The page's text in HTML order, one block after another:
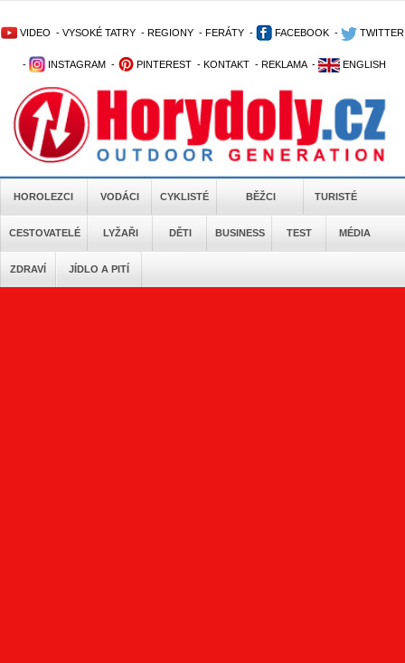
VIDEO - VYSOKÉ TATRY - REGIONY - FERÁTY - FACEBOOK - TWITTER
- INSTAGRAM - PINTEREST - KONTAKT - REKLAMA - ENGLISH
HOROLEZCI VODÁCI CYKLISTÉ BĚŽCI TURISTÉ
CESTOVATELÉ LYŽAŘI DĚTI BUSINESS TEST MÉDIA
ZDRAVÍ JÍDLO A PITÍ